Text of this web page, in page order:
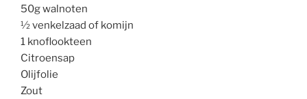
50g walnoten
½ venkelzaad of komijn
1 knoflookteen
Citroensap
Olijfolie
Zout